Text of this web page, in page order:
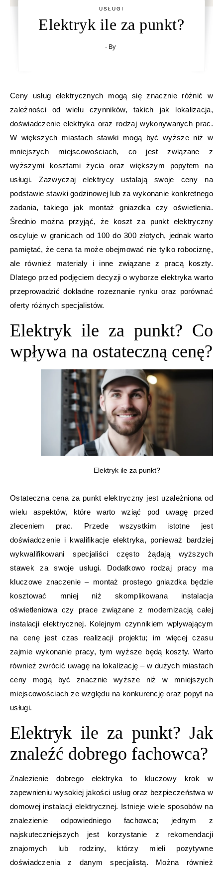
USŁUGI
Elektryk ile za punkt?
- By
Ceny usług elektrycznych mogą się znacznie różnić w
zależności od wielu czynników, takich jak lokalizacja,
doświadczenie elektryka oraz rodzaj wykonywanych prac.
W większych miastach stawki mogą być wyższe niż w
mniejszych miejscowościach, co jest związane z
wyższymi kosztami życia oraz większym popytem na
usługi. Zazwyczaj elektrycy ustalają swoje ceny na
podstawie stawki godzinowej lub za wykonanie konkretnego
zadania, takiego jak montaż gniazdka czy oświetlenia.
Średnio można przyjąć, że koszt za punkt elektryczny
oscyluje w granicach od 100 do 300 złotych, jednak warto
pamiętać, że cena ta może obejmować nie tylko robociznę,
ale również materiały i inne związane z pracą koszty.
Dlatego przed podjęciem decyzji o wyborze elektryka warto
przeprowadzić dokładne rozeznanie rynku oraz porównać
oferty różnych specjalistów.
Elektryk ile za punkt? Co
wpływa na ostateczną cenę?
Elektryk ile za punkt?
Ostateczna cena za punkt elektryczny jest uzależniona od
wielu aspektów, które warto wziąć pod uwagę przed
zleceniem prac. Przede wszystkim istotne jest
doświadczenie i kwalifikacje elektryka, ponieważ bardziej
wykwalifikowani specjaliści często żądają wyższych
stawek za swoje usługi. Dodatkowo rodzaj pracy ma
kluczowe znaczenie – montaż prostego gniazdka będzie
kosztować mniej niż skomplikowana instalacja
oświetleniowa czy prace związane z modernizacją całej
instalacji elektrycznej. Kolejnym czynnikiem wpływającym
na cenę jest czas realizacji projektu; im więcej czasu
zajmie wykonanie pracy, tym wyższe będą koszty. Warto
również zwrócić uwagę na lokalizację – w dużych miastach
ceny mogą być znacznie wyższe niż w mniejszych
miejscowościach ze względu na konkurencję oraz popyt na
usługi.
Elektryk ile za punkt? Jak
znaleźć dobrego fachowca?
Znalezienie dobrego elektryka to kluczowy krok w
zapewnieniu wysokiej jakości usług oraz bezpieczeństwa w
domowej instalacji elektrycznej. Istnieje wiele sposobów na
znalezienie odpowiedniego fachowca; jednym z
najskuteczniejszych jest korzystanie z rekomendacji
znajomych lub rodziny, którzy mieli pozytywne
doświadczenia z danym specjalistą. Można również